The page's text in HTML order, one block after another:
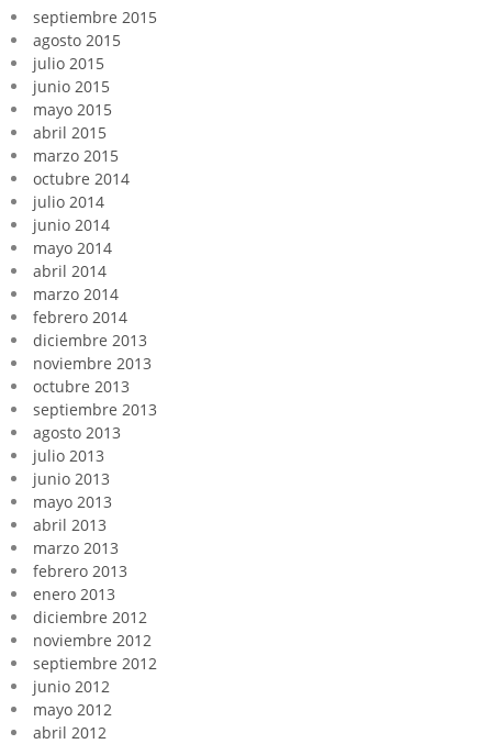
septiembre 2015
agosto 2015
julio 2015
junio 2015
mayo 2015
abril 2015
marzo 2015
octubre 2014
julio 2014
junio 2014
mayo 2014
abril 2014
marzo 2014
febrero 2014
diciembre 2013
noviembre 2013
octubre 2013
septiembre 2013
agosto 2013
julio 2013
junio 2013
mayo 2013
abril 2013
marzo 2013
febrero 2013
enero 2013
diciembre 2012
noviembre 2012
septiembre 2012
junio 2012
mayo 2012
abril 2012